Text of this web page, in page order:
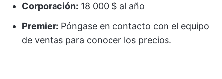
Corporación: 18 000 $ al año
Premier: Póngase en contacto con el equipo
de ventas para conocer los precios.